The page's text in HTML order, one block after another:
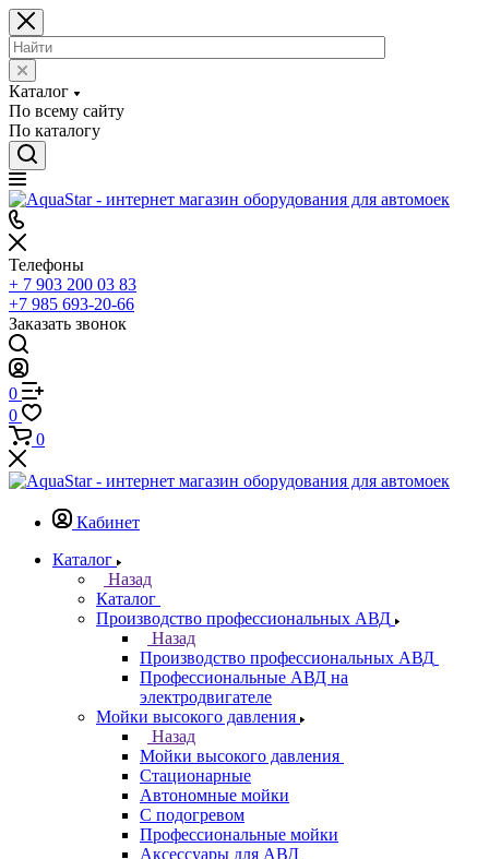
Каталог
По всему сайту
По каталогу
Телефоны
+ 7 903 200 03 83
+7 985 693-20-66
Заказать звонок
0
0
0
Кабинет
Каталог
Назад
Каталог
Производство профессиональных АВД
Назад
Производство профессиональных АВД
Профессиональные АВД на
электродвигателе
Мойки высокого давления
Назад
Мойки высокого давления
Стационарные
Автономные мойки
С подогревом
Профессиональные мойки
Аксессуары для АВД